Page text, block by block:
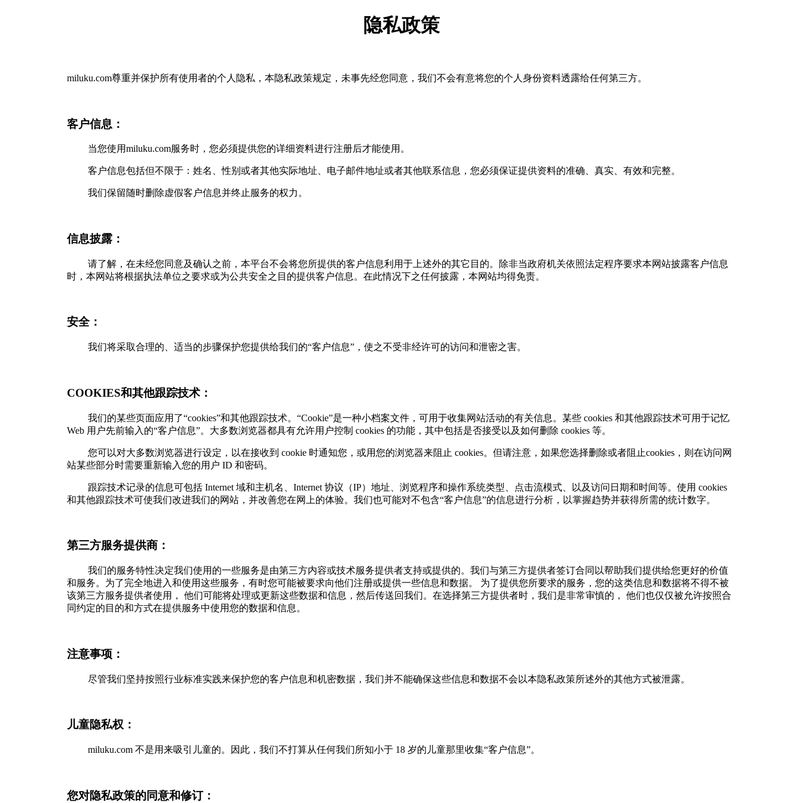
隐私政策
miluku.com尊重并保护所有使用者的个人隐私，本隐私政策规定，未事先经您同意，我们不会有意将您的个人身份资料透露给任何第三方。
客户信息：
当您使用miluku.com服务时，您必须提供您的详细资料进行注册后才能使用。
客户信息包括但不限于：姓名、性别或者其他实际地址、电子邮件地址或者其他联系信息，您必须保证提供资料的准确、真实、有效和完整。
我们保留随时删除虚假客户信息并终止服务的权力。
信息披露：
请了解，在未经您同意及确认之前，本平台不会将您所提供的客户信息利用于上述外的其它目的。除非当政府机关依照法定程序要求本网站披露客户信息
时，本网站将根据执法单位之要求或为公共安全之目的提供客户信息。在此情况下之任何披露，本网站均得免责。
安全：
我们将采取合理的、适当的步骤保护您提供给我们的“客户信息”，使之不受非经许可的访问和泄密之害。
COOKIES和其他跟踪技术：
我们的某些页面应用了“cookies”和其他跟踪技术。“Cookie”是一种小档案文件，可用于收集网站活动的有关信息。某些 cookies 和其他跟踪技术可用于记忆
Web 用户先前输入的“客户信息”。大多数浏览器都具有允许用户控制 cookies 的功能，其中包括是否接受以及如何删除 cookies 等。
您可以对大多数浏览器进行设定，以在接收到 cookie 时通知您，或用您的浏览器来阻止 cookies。但请注意，如果您选择删除或者阻止cookies，则在访问网
站某些部分时需要重新输入您的用户 ID 和密码。
跟踪技术记录的信息可包括 Internet 域和主机名、Internet 协议（IP）地址、浏览程序和操作系统类型、点击流模式、以及访问日期和时间等。使用 cookies
和其他跟踪技术可使我们改进我们的网站，并改善您在网上的体验。我们也可能对不包含“客户信息”的信息进行分析，以掌握趋势并获得所需的统计数字。
第三方服务提供商：
我们的服务特性决定我们使用的一些服务是由第三方内容或技术服务提供者支持或提供的。我们与第三方提供者签订合同以帮助我们提供给您更好的价值
和服务。为了完全地进入和使用这些服务，有时您可能被要求向他们注册或提供一些信息和数据。 为了提供您所要求的服务，您的这类信息和数据将不得不被
该第三方服务提供者使用， 他们可能将处理或更新这些数据和信息，然后传送回我们。在选择第三方提供者时，我们是非常审慎的， 他们也仅仅被允许按照合
同约定的目的和方式在提供服务中使用您的数据和信息。
注意事项：
尽管我们坚持按照行业标准实践来保护您的客户信息和机密数据，我们并不能确保这些信息和数据不会以本隐私政策所述外的其他方式被泄露。
儿童隐私权：
miluku.com 不是用来吸引儿童的。因此，我们不打算从任何我们所知小于 18 岁的儿童那里收集“客户信息”。
您对隐私政策的同意和修订：